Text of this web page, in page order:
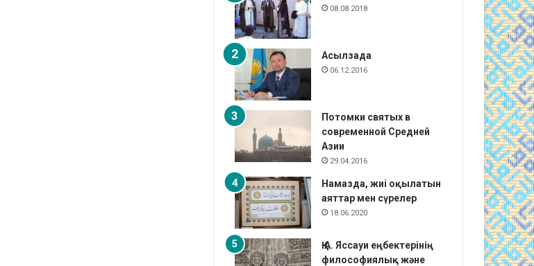
08.08.2018
Асылзада
06.12.2016
Потомки святых в
современной Средней
Азии
29.04.2016
Намазда, жиі оқылатын
аяттар мен сүрелер
18.06.2020
Қ.А. Яссауи еңбектерінің
философиялық және